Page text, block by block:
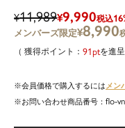
¥11,989¥9,990税込
¥8,990
91 を進呈
会員価格で購入するには メン
商品番号
flo-